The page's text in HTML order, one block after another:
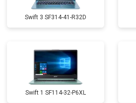
Swift 3 SF314-41-R32D
Swift 1 SF114-32-P6XL